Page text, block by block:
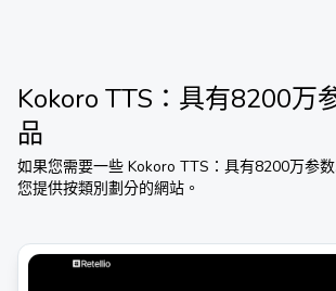
Kokoro TTS：具有8200万
品
如果您需要一些 Kokoro TTS：具有8200万参数
您提供按類別劃分的網站。